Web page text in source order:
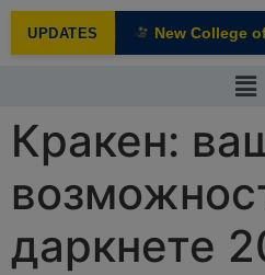
UPDATES
NEW New College of
Кракен:
даркнете